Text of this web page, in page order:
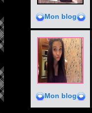
Mon blog
Mon blog